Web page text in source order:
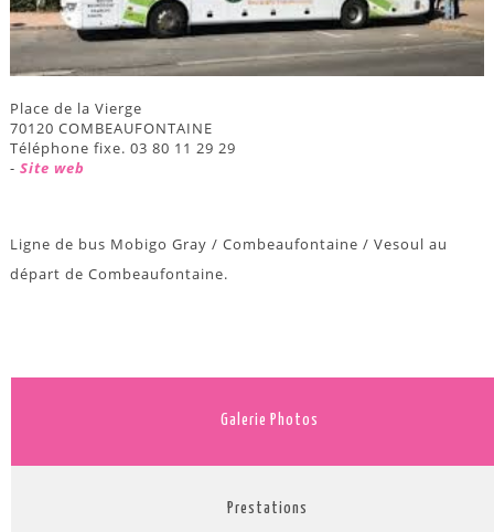
Place de la Vierge
70120 COMBEAUFONTAINE
Téléphone fixe. 03 80 11 29 29
- Site web
Ligne de bus Mobigo Gray / Combeaufontaine / Vesoul au
départ de Combeaufontaine.
Galerie Photos
Prestations